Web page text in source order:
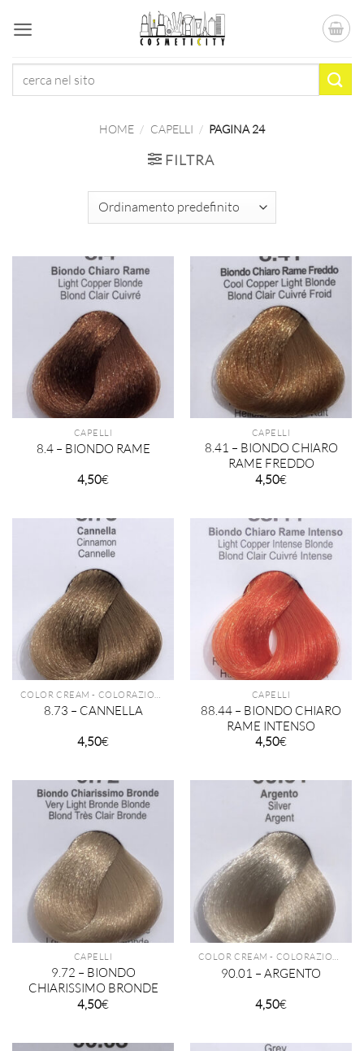
HOME / CAPELLI / PAGINA 24
FILTRA
CAPELLI
8.4 – BIONDO RAME
4,50€
CAPELLI
8.41 – BIONDO CHIARO
RAME FREDDO
4,50€
COLOR CREAM - COLORAZIONE PERMANENTE TECHNIQUE
8.73 – CANNELLA
4,50€
CAPELLI
88.44 – BIONDO CHIARO
RAME INTENSO
4,50€
CAPELLI
9.72 – BIONDO
CHIARISSIMO BRONDE
4,50€
COLOR CREAM - COLORAZIONE PERMANENTE TECHNIQUE
90.01 – ARGENTO
4,50€